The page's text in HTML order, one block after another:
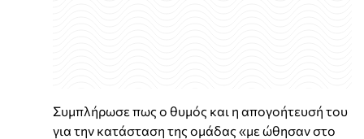
Συμπλήρωσε πως ο θυμός και η απογοήτευσή του
για την κατάσταση της ομάδας «με ώθησαν στο